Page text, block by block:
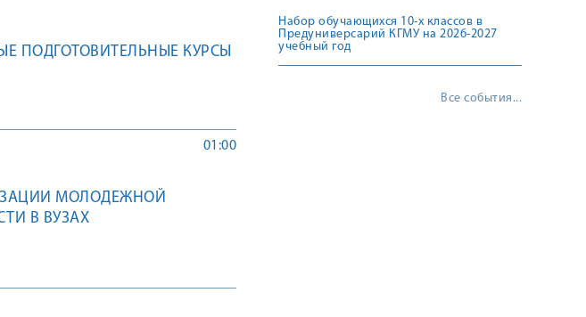
ПОДГОТОВИТЕЛЬНЫЕ КУРСЫ
01:00
МОЛОДЕЖНОЙ
В ВУЗАХ
Набор обучающихся 10-х классов в
Предуниверсарий КГМУ на 2026-2027
учебный год
Все события...